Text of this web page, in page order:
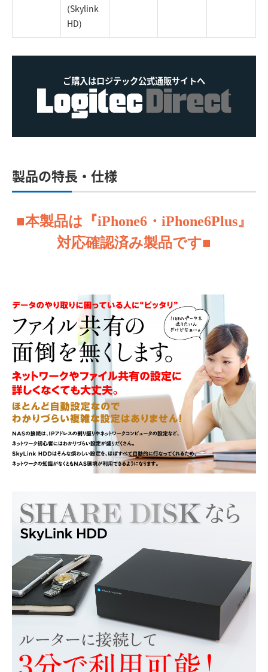
(Skylink
HD)
ご購入はロジテック公式通販サイトへ
製品の特長・仕様
■本製品は『iPhone6・iPhone6Plus』
対応確認済み製品です■